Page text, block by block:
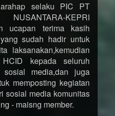
selaku PIC PT
KEPRI
ucapan terima kasih
sudah hadir untuk
laksanakan,kemudian
kepada seluruh
media,dan juga
memposting kegiatan
sosial media komunitas
- maisng member.